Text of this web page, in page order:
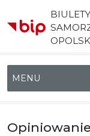
Menu główne